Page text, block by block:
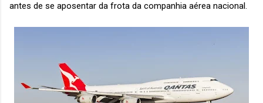
antes de se aposentar da frota da companhia aérea nacional.